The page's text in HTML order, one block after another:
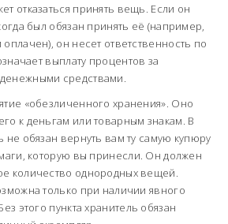
отказаться принять вещь. Если он
был обязан принять её (например,
он несет ответственность по
выплату процентов за
средствами.
«обезличенного хранения». Оно
к деньгам или товарным знакам. В
не обязан вернуть вам ту самую купюру
которую вы принесли. Он должен
количество однородных вещей.
только при наличии явного
этого пункта хранитель обязан